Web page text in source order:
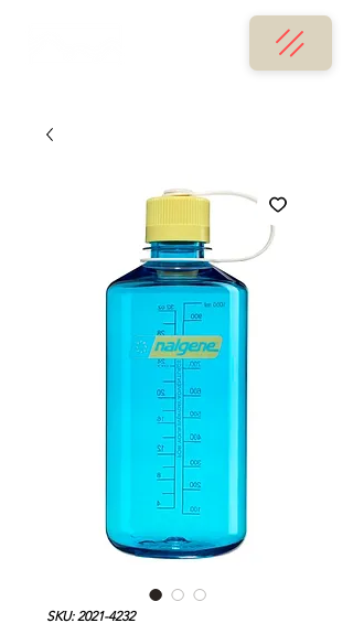
SKU: 2021-4232